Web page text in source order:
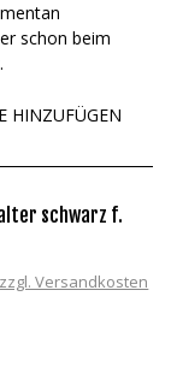
schon beim
HINZUFÜGEN
schwarz f.
zzgl. Versandkosten